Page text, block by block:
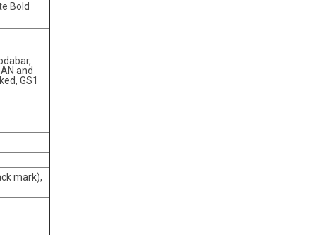
Bold
and
GS1
mark),